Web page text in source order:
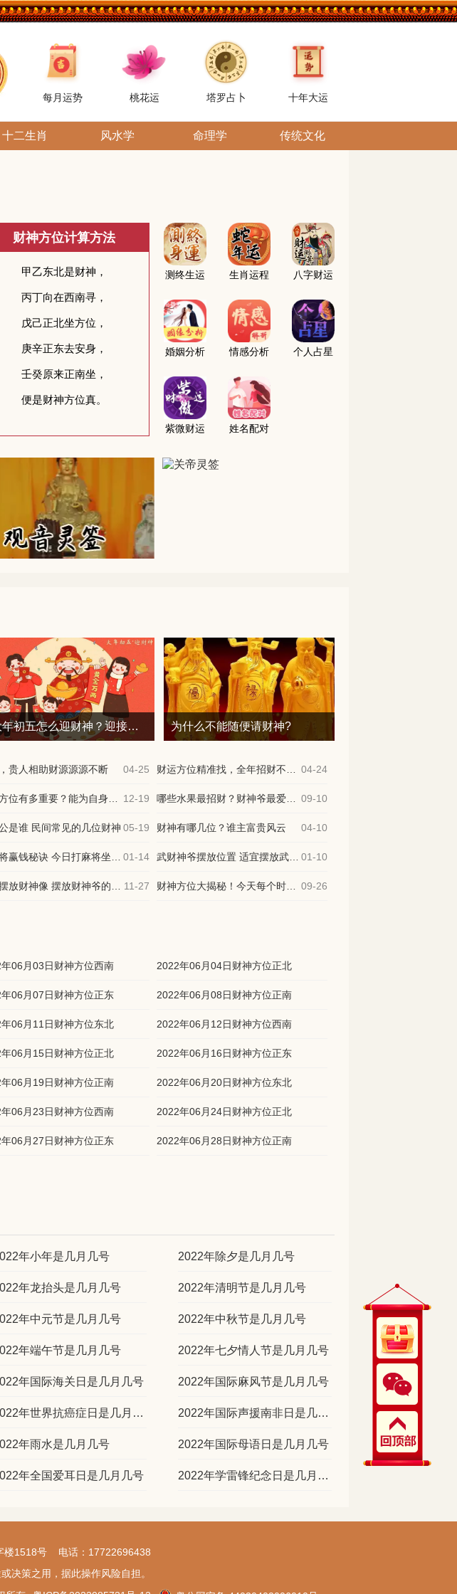
每月运势 桃花运 塔罗占卜 十年大运
十二生肖 风水学 命理学 传统文化
财神方位计算方法
测终生运 生肖运程 八字财运
婚姻分析 情感分析 个人占星
紫微财运 姓名配对
大年初五怎么迎财神？迎接财神的最佳时刻? 为什么不能随便请财神?
贵人相助财源源源不断 04-25 04-24
12-19 09-10
是谁 民间常见的几位财神 05-19 财神有哪几位？谁主富贵风云 04-10
01-14 01-10
11-27 09-26
06月03日财神方位西南 2022年06月04日财神方位正北
06月07日财神方位正东 2022年06月08日财神方位正南
06月11日财神方位东北 2022年06月12日财神方位西南
06月15日财神方位正北 2022年06月16日财神方位正东
06月19日财神方位正南 2022年06月20日财神方位东北
06月23日财神方位西南 2022年06月24日财神方位正北
06月27日财神方位正东 2022年06月28日财神方位正南
年小年是几月几号 2022年除夕是几月几号
年龙抬头是几月几号 2022年清明节是几月几号
年中元节是几月几号 2022年中秋节是几月几号
年端午节是几月几号 2022年七夕情人节是几月几号
年国际海关日是几月几号 2022年国际麻风节是几月几号
2022年世界抗癌症日是几月几号 2022年国际声援南非日是几月几号
年雨水是几月几号 2022年国际母语日是几月几号
年全国爱耳日是几月几号 2022年学雷锋纪念日是几月几号
楼1518号 电话：17722696438
决策之用，据此操作风险自担。